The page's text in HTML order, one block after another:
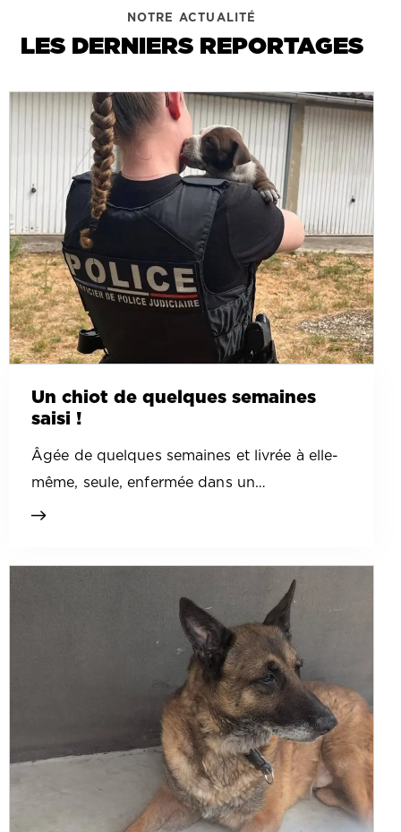
NOTRE ACTUALITÉ
LES DERNIERS REPORTAGES
Un chiot de quelques semaines
saisi !
Âgée de quelques semaines et livrée à elle-
même, seule, enfermée dans un…